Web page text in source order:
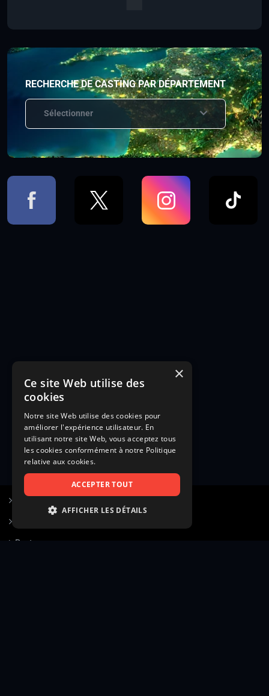
RECHERCHE DE CASTING PAR DÉPARTEMENT
Sélectionner
Poster une annonce
×
Ce site Web utilise des
cookies
Notre site Web utilise des cookies pour
améliorer l'expérience utilisateur. En
utilisant notre site Web, vous acceptez tous
les cookies conformément à notre Politique
relative aux cookies.
ACCEPTER TOUT
AFFICHER LES DÉTAILS